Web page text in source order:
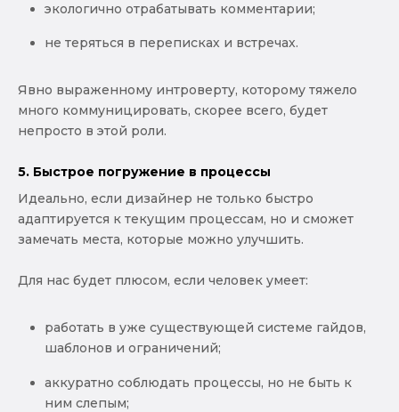
экологично отрабатывать комментарии;
не теряться в переписках и встречах.
Явно выраженному интроверту, которому тяжело
много коммуницировать, скорее всего, будет
непросто в этой роли.
5. Быстрое погружение в процессы
Идеально, если дизайнер не только быстро
адаптируется к текущим процессам, но и сможет
замечать места, которые можно улучшить.
Для нас будет плюсом, если человек умеет:
работать в уже существующей системе гайдов,
шаблонов и ограничений;
аккуратно соблюдать процессы, но не быть к
ним слепым;